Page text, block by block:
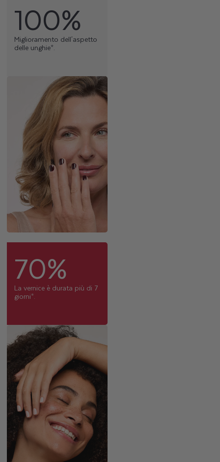
100%
Miglioramento dell'aspetto
delle unghie*.
70%
La vernice è durata più di 7
giorni*.